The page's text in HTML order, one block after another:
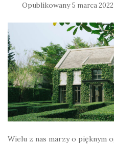
Opublikowany5 marca 2022
Wielu z nas marzy o pięknym